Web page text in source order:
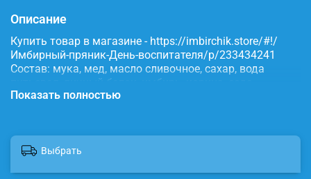
Описание
Купить товар в магазине - https://imbirchik.store/#!/
Имбирный-пряник-День-воспитателя/p/233434241
Состав: мука, мед, масло сливочное, сахар, вода
питьевая, яичный белок, имбирь, корица, сода,
пищевые красители.
Показать полностью
Выбрать